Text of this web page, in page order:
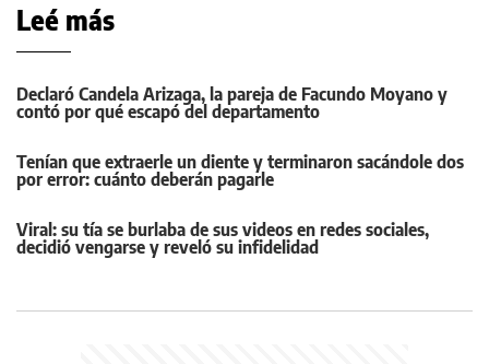
Leé más
Declaró Candela Arizaga, la pareja de Facundo Moyano y
contó por qué escapó del departamento
Tenían que extraerle un diente y terminaron sacándole dos
por error: cuánto deberán pagarle
Viral: su tía se burlaba de sus videos en redes sociales,
decidió vengarse y reveló su infidelidad